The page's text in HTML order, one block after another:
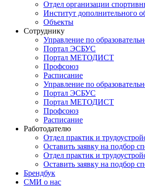
Отдел организации
Институт дополнительного
Объекты
Сотруднику
Управление по
Портал ЭСБУС
Портал МЕТОДИСТ
Профсоюз
Расписание
Управление по
Портал ЭСБУС
Портал МЕТОДИСТ
Профсоюз
Расписание
Работодателю
Отдел практик и
Оставить заявку на подбор
Отдел практик и
Оставить заявку на подбор
Брендбук
СМИ о нас